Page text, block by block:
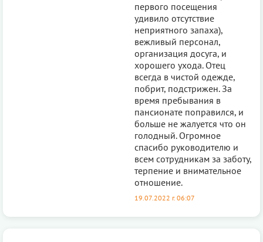
первого посещения
удивило отсутствие
неприятного запаха),
вежливый персонал,
организация досуга, и
хорошего ухода. Отец
всегда в чистой одежде,
побрит, подстрижен. За
время пребывания в
пансионате поправился, и
больше не жалуется что он
голодный. Огромное
спасибо руководителю и
всем сотрудникам за заботу,
терпение и внимательное
отношение.
19.07.2022 г. 06:07